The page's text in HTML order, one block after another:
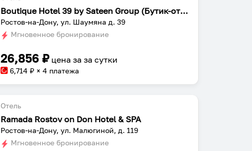
Boutique Hotel 39 by Sateen Group (Бутик-отель 39)
Ростов-на-Дону, ул. Шаумяна д. 39
Мгновенное бронирование
26,856 ₽ цена заза сутки
6,714 ₽ × 4 платежа
Отель
Ramada Rostov on Don Hotel & SPA
Ростов-на-Дону, ул. Малюгиной, д. 119
Мгновенное бронирование